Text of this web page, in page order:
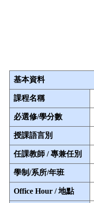
基本資料
課程名稱
必選修/學分數
授課語言別
任課教師 / 專兼任別
學制/系所/年班
Office Hour / 地點